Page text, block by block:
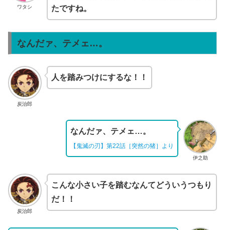
ワタシ
たですね。
なんだァ、テメェ…。
炭治郎
人を踏みつけにするな！！
伊之助
なんだァ、テメェ…。
【鬼滅の刃】第22話［突然の猪］より
炭治郎
こんな小さい子を踏むなんてどういうつもり
だ！！